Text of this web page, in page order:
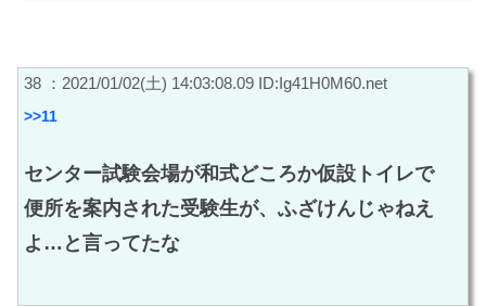
38 ：2021/01/02(土) 14:03:08.09 ID:Ig41H0M60.net
>>11
センター試験会場が和式どころか仮設トイレで
便所を案内された受験生が、ふざけんじゃねえ
よ…と言ってたな